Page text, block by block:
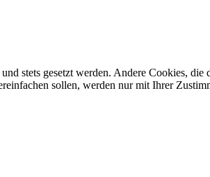
stets gesetzt werden. Andere Cookies,
sollen, werden nur mit Ihrer